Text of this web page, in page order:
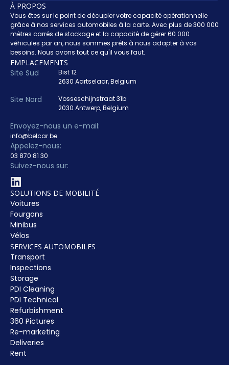
À PROPOS
Vous êtes sur le point de décupler votre capacité opérationnelle
grâce à nos services automobiles à la carte. Avec plus de 300 000
mètres carrés de stockage et la capacité de gérer 60 000
véhicules par an, nous sommes prêts à nous adapter à vos
besoins. Nous avons tout ce qu'il vous faut.
EMPLACEMENTS
Site Sud
Bist 12
2630 Aartselaar, Belgium
Site Nord
Vosseschijnstraat 31b
2030 Antwerp, Belgium
Envoyez-nous un e-mail:
info@belcar.be
Appelez-nous:
03 870 81 30
Suivez-nous sur:
SOLUTIONS DE MOBILITÉ
Voitures
Fourgons
Minibus
Vélos
SERVICES AUTOMOBILES
Transport
Inspections
Storage
PDI Cleaning
PDI Technical
Refurbishment
360 Pictures
Re-marketing
Deliveries
Rent